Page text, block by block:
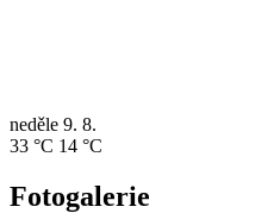
neděle 9. 8.
33 °C 14 °C
Fotogalerie